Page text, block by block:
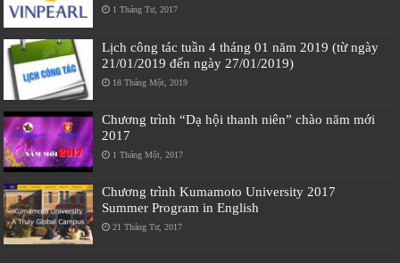
1 Tháng Tư, 2017
Lịch công tác tuần 4 tháng 01 năm 2019 (từ ngày
21/01/2019 đến ngày 27/01/2019)
18 Tháng Một, 2019
Chương trình “Dạ hội thanh niên” chào năm mới
2017
1 Tháng Một, 2017
Chương trình Kumamoto University 2017
Summer Program in English
21 Tháng Tư, 2017